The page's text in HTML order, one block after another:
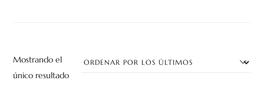
Mostrando el
único resultado